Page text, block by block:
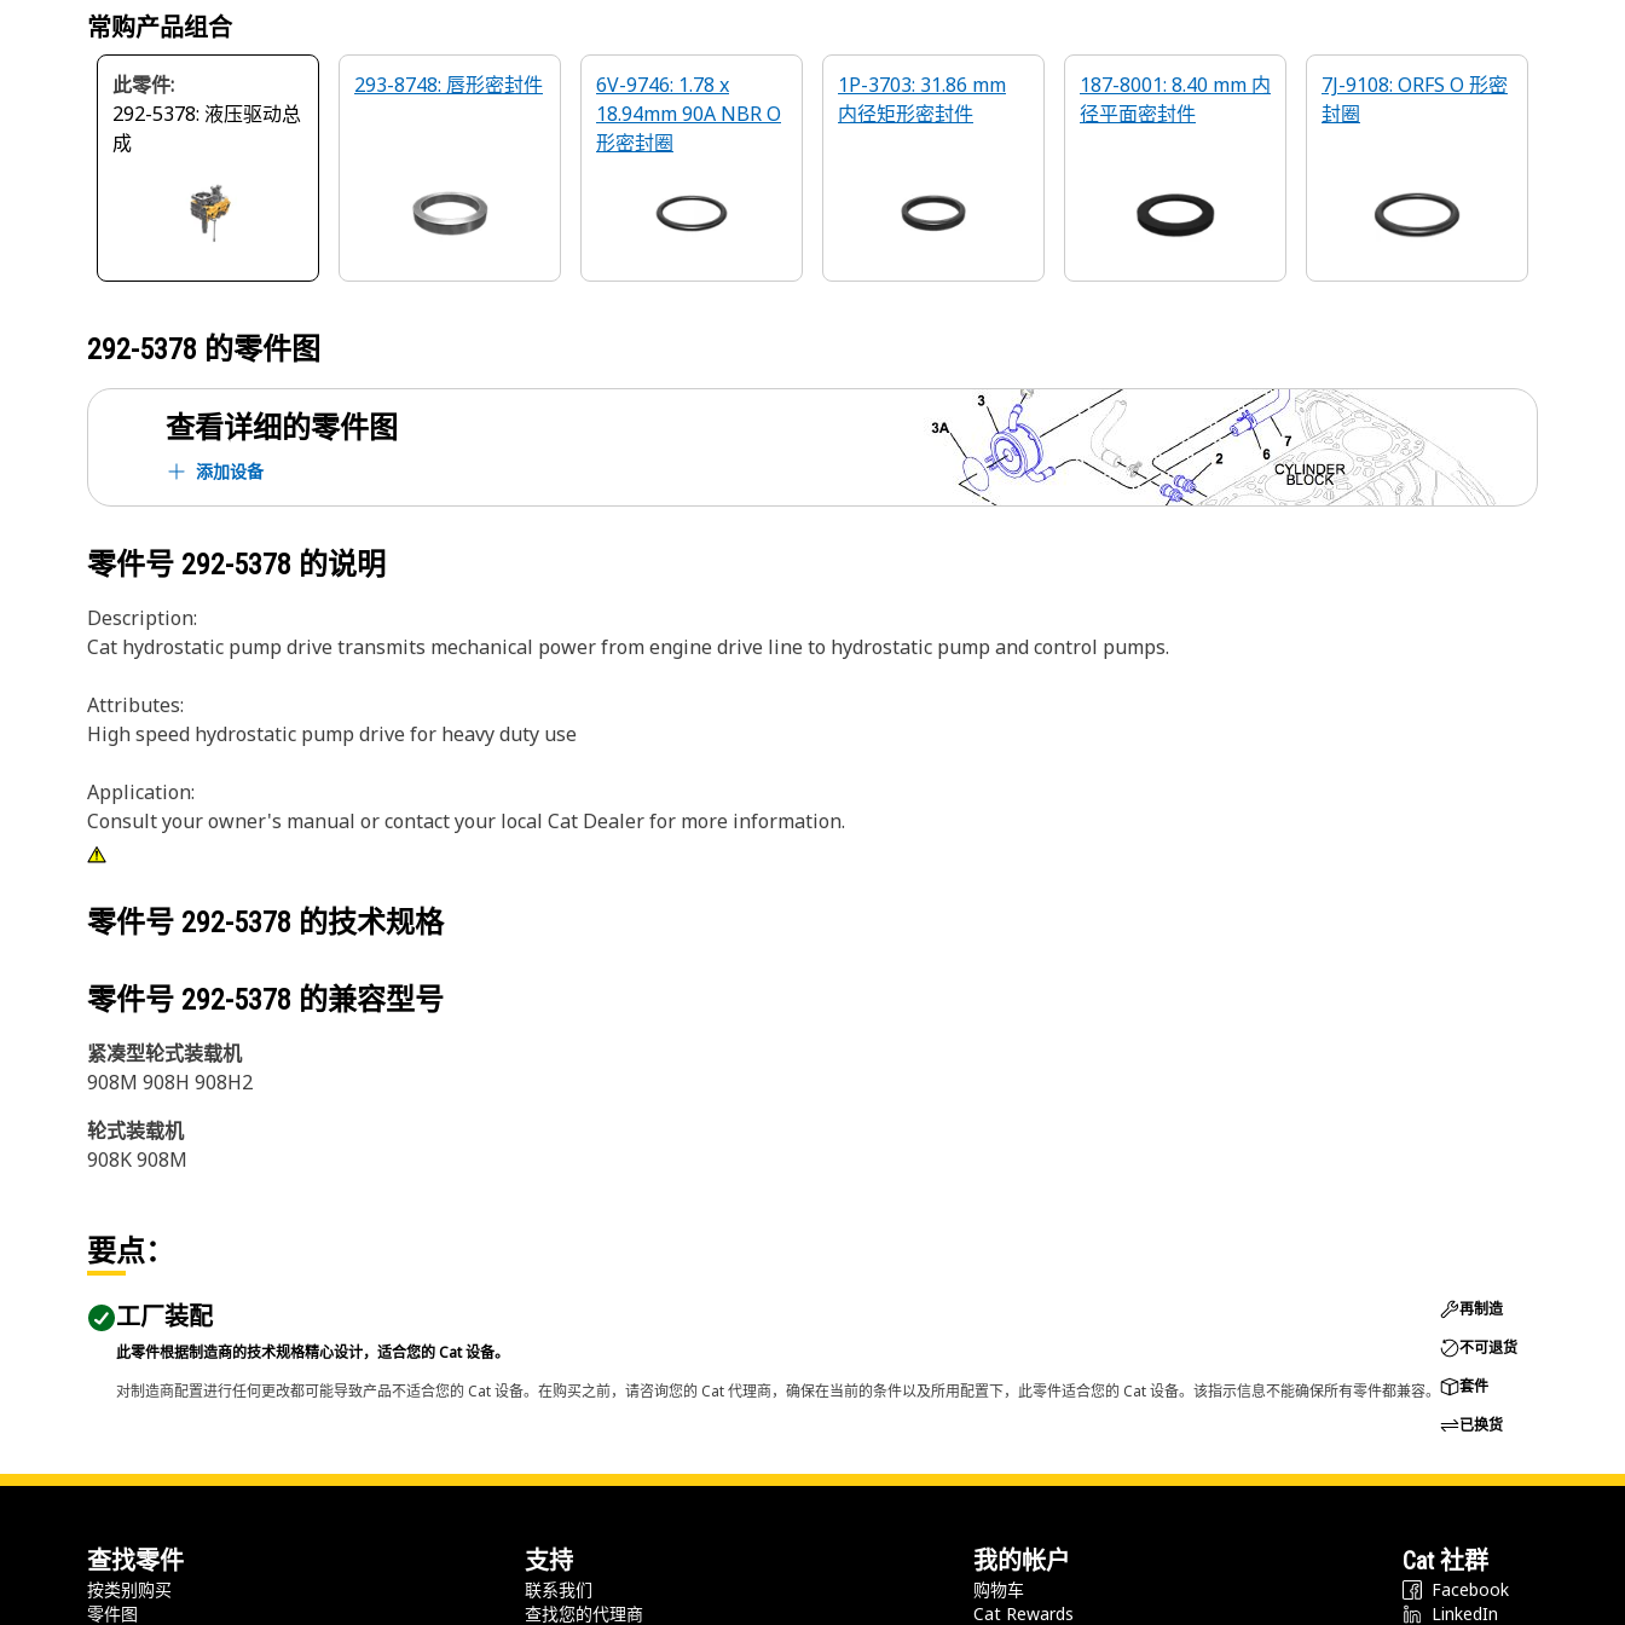
常购产品组合
此零件:
292-5378: 液压驱动总
成
293-8748: 唇形密封件
6V-9746: 1.78 x
18.94mm 90A NBR O
形密封圈
1P-3703: 31.86 mm
内径矩形密封件
187-8001: 8.40 mm 内
径平面密封件
7J-9108: ORFS O 形密
封圈
292-5378 的零件图
查看详细的零件图
添加设备
零件号 292-5378 的说明
Description:
Cat hydrostatic pump drive transmits mechanical power from engine drive line to hydrostatic pump and control pumps.
Attributes:
High speed hydrostatic pump drive for heavy duty use
Application:
Consult your owner's manual or contact your local Cat Dealer for more information.
零件号 292-5378 的技术规格
零件号 292-5378 的兼容型号
紧凑型轮式装载机
908M 908H 908H2
轮式装载机
908K 908M
要点：
工厂装配
此零件根据制造商的技术规格精心设计，适合您的 Cat 设备。
对制造商配置进行任何更改都可能导致产品不适合您的 Cat 设备。在购买之前，请咨询您的 Cat 代理商，确保在当前的条件以及所用配置下，此零件适合您的 Cat 设备。该指示信息不能确保所有零件都兼容。
再制造
不可退货
套件
已换货
查找零件
按类别购买
零件图
支持
联系我们
查找您的代理商
我的帐户
购物车
Cat Rewards
Cat 社群
Facebook
LinkedIn